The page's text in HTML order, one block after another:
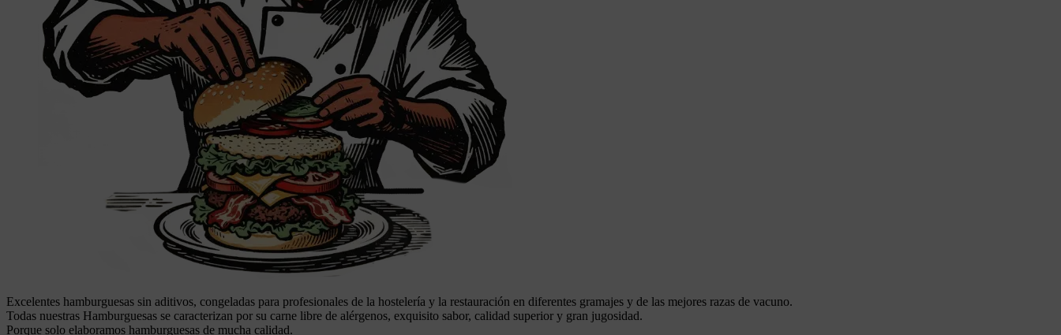
Excelentes hamburguesas sin aditivos, congeladas para profesionales de la hostelería y la restauración en diferentes gramajes y de las mejores razas de vacuno.
Todas nuestras Hamburguesas se caracterizan por su carne libre de alérgenos, exquisito sabor, calidad superior y gran jugosidad.
Porque solo elaboramos hamburguesas de mucha calidad.